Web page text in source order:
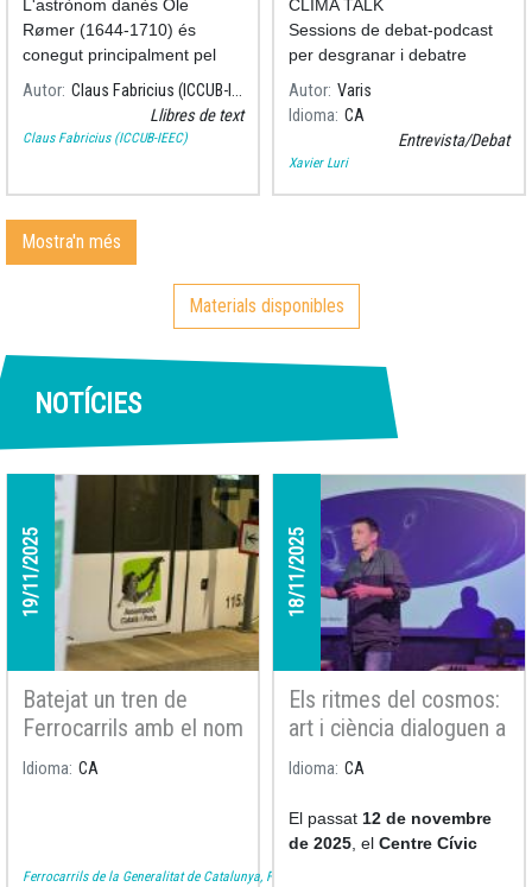
L'astrònom danès Ole
Rømer (1644-1710) és
conegut principalment pel
descobriment de la velocitat
Autor
Claus Fabricius (ICCUB-IEEC)
Llibres de text
Claus Fabricius (ICCUB-IEEC)
CLIMA TALK
Sessions de debat-podcast
per desgranar i debatre
solucions a l'emergència
climàtica, sota el lema
"DESMATERIALITZANT".
Autor Varis
Idioma CA
Entrevista/Debat
Xavier Luri
Mostra'n més
Materials disponibles
NOTÍCIES
19/11/2025
Batejat un tren de
Ferrocarrils amb el nom
d'Assumpció Català i
Idioma CA
Ferrocarrils de la Generalitat de Catalunya, FGC
18/11/2025
Els ritmes del cosmos:
art i ciència dialoguen a
la XIV Mostra Sonora i
Idioma CA
El passat 12 de novembre
de 2025 , el Centre Cívic